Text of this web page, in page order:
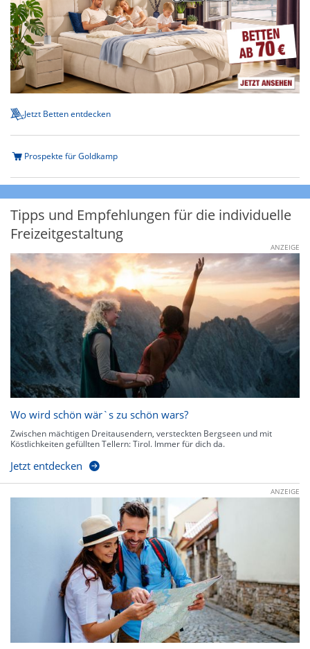
Jetzt Betten entdecken
Prospekte für Goldkamp
Tipps und Empfehlungen für die individuelle
Freizeitgestaltung
ANZEIGE
Wo wird schön wär`s zu schön wars?
Zwischen mächtigen Dreitausendern, versteckten Bergseen und mit
Köstlichkeiten gefüllten Tellern: Tirol. Immer für dich da.
Jetzt entdecken
ANZEIGE